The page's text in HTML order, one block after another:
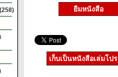
ยืมหนังสือ
เก็บเป็นหนังสือเล่มโป